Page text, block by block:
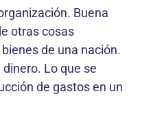
Buena
otras cosas
de una nación.
Lo que se
de gastos en un